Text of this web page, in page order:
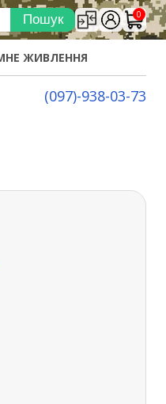
0
ЖИВЛЕННЯ
(097)-938-03-73